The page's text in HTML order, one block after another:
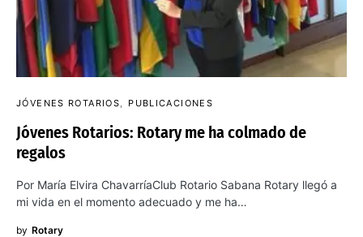
JÓVENES ROTARIOS PUBLICACIONES
Jóvenes Rotarios: Rotary me ha colmado de
regalos
Por María Elvira ChavarríaClub Rotario Sabana Rotary llegó a
mi vida en el momento adecuado y me ha…
by Rotary